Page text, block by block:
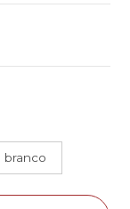
branco